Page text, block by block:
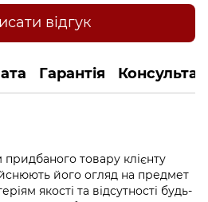
відгук
Гарантія
товару клієнту
його огляд на предмет
якості та відсутності будь-